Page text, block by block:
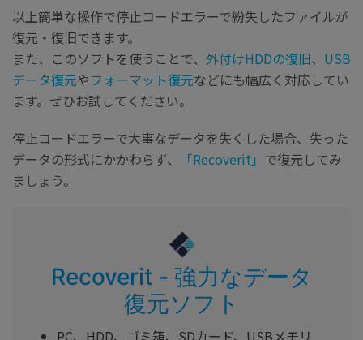
以上簡単な操作で停止コードエラーで紛失したファイルが
復元・復旧できます。
また、このソフトを使うことで、 外付けHDDの復旧、 USB
データ復元やフォーマット復元などにも幅広く対応してい
ます。ぜひお試してください。
停止コードエラーで大事なデータを失くした場合、失った
データの形式にかかわらず、
「Recoverit」 で復元してみ
ましょう。
Recoverit - 強力なデータ
復元ソフト